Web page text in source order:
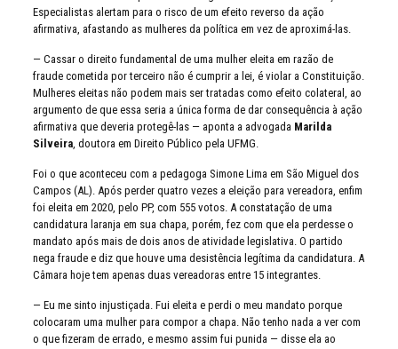
Especialistas alertam para o risco de um efeito reverso da ação
afirmativa, afastando as mulheres da política em vez de aproximá-las.
— Cassar o direito fundamental de uma mulher eleita em razão de
fraude cometida por terceiro não é cumprir a lei, é violar a Constituição.
Mulheres eleitas não podem mais ser tratadas como efeito colateral, ao
argumento de que essa seria a única forma de dar consequência à ação
afirmativa que deveria protegê-las — aponta a advogada Marilda
Silveira, doutora em Direito Público pela UFMG.
Foi o que aconteceu com a pedagoga Simone Lima em São Miguel dos
Campos (AL). Após perder quatro vezes a eleição para vereadora, enfim
foi eleita em 2020, pelo PP, com 555 votos. A constatação de uma
candidatura laranja em sua chapa, porém, fez com que ela perdesse o
mandato após mais de dois anos de atividade legislativa. O partido
nega fraude e diz que houve uma desistência legítima da candidatura. A
Câmara hoje tem apenas duas vereadoras entre 15 integrantes.
— Eu me sinto injustiçada. Fui eleita e perdi o meu mandato porque
colocaram uma mulher para compor a chapa. Não tenho nada a ver com
o que fizeram de errado, e mesmo assim fui punida — disse ela ao